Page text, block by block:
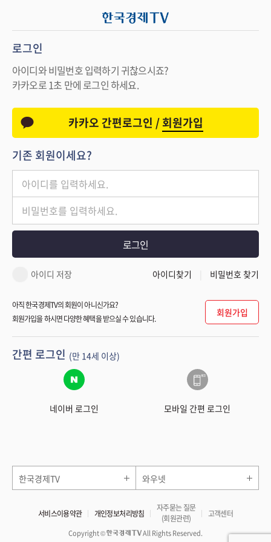
로그인
아이디와 비밀번호 입력하기 귀찮으시죠?
카카오로 1초 만에 로그인 하세요.
카카오 간편로그인 /회원가입
기존 회원이세요?
로그인
아이디 저장 아이디찾기 비밀번호 찾기
아직 한국경제TV의 회원이 아니신가요?
회원가입을 하시면 다양한 혜택을 받으실 수 있습니다.
회원가입
간편 로그인 (만 14세 이상)
네이버 로그인 모바일 간편 로그인
한국경제TV 와우넷
서비스이용약관 개인정보처리방침
자주묻는 질문
(회원관련)
고객센터
Copyright © All Rights Reserved.